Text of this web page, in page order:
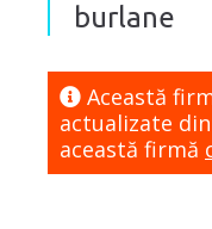
burlane
Această
actualizate
această firmă